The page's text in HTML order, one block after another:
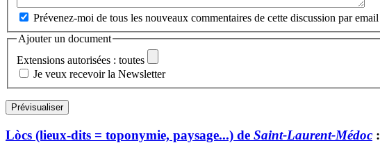
Prévenez-moi de tous les nouveaux commentaires de cette discussion par email
Ajouter un document
Extensions autorisées : toutes
Je veux recevoir la Newsletter
Lòcs (lieux-dits = toponymie, paysage...) de Saint-Laurent-Médoc :